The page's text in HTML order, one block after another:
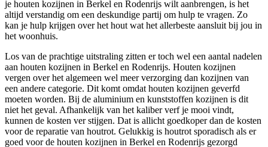
je houten kozijnen in Berkel en Rodenrijs wilt aanbrengen, is het
altijd verstandig om een deskundige partij om hulp te vragen. Zo
kan je hulp krijgen over het hout wat het allerbeste aansluit bij jou in
het woonhuis.
Los van de prachtige uitstraling zitten er toch wel een aantal nadelen
aan houten kozijnen in Berkel en Rodenrijs. Houten kozijnen
vergen over het algemeen wel meer verzorging dan kozijnen van
een andere categorie. Dit komt omdat houten kozijnen geverfd
moeten worden. Bij de aluminium en kunststoffen kozijnen is dit
niet het geval. Afhankelijk van het kaliber verf je mooi vindt,
kunnen de kosten ver stijgen. Dat is allicht goedkoper dan de kosten
voor de reparatie van houtrot. Gelukkig is houtrot sporadisch als er
goed voor de houten kozijnen in Berkel en Rodenrijs gezorgd